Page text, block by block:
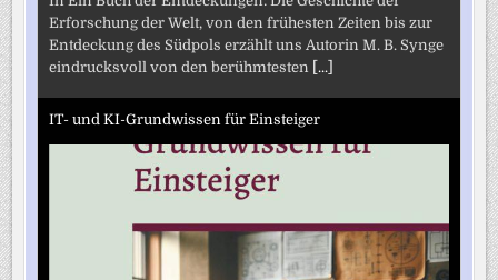
Erforschung der Welt, von den frühesten Zeiten bis zur
Entdeckung des Südpols erzählt uns Autorin M. B. Synge
eindrucksvoll von den berühmtesten [...]
IT- und KI-Grundwissen für Einsteiger